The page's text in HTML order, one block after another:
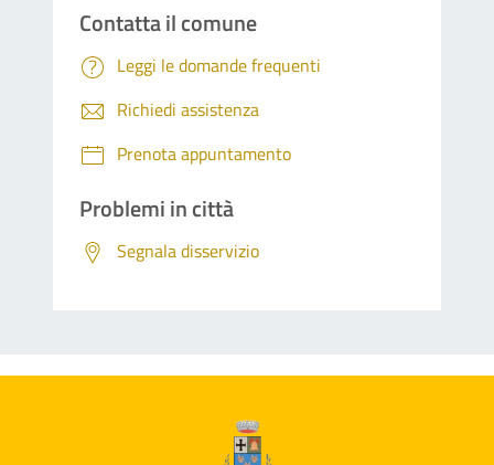
Contatta il comune
Leggi le domande frequenti
Richiedi assistenza
Prenota appuntamento
Problemi in città
Segnala disservizio